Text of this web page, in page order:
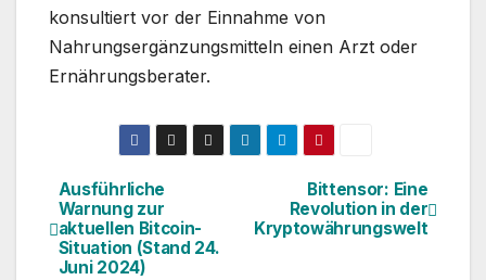
konsultiert vor der Einnahme von
Nahrungsergänzungsmitteln einen Arzt oder
Ernährungsberater.
BeitragsnavigationBittensor: Eine
Revolution in der
Kryptowährungswelt
Ausführliche
Warnung zur
aktuellen Bitcoin-
Situation (Stand 24.
Juni 2024)